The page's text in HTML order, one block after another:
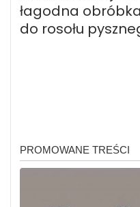
łagodna
do rosołu